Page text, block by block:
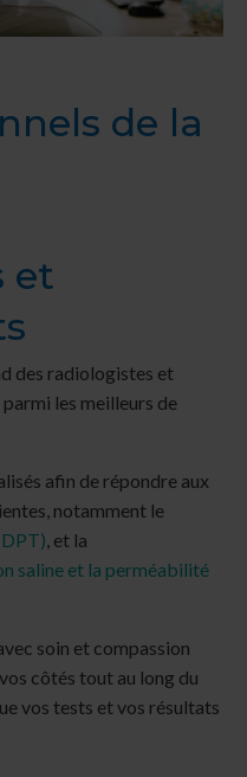
de la
et
des radiologistes et
les meilleurs de
afin de répondre aux
notamment le
, et la
saline et la perméabilité
soin et compassion
côtés tout au long du
vos tests et vos résultats